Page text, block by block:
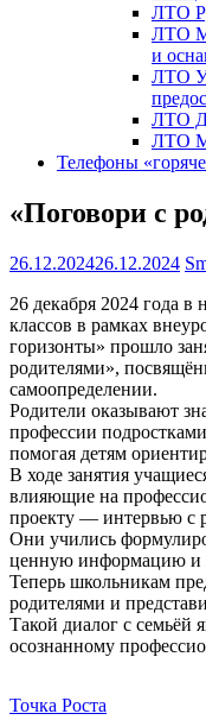
ЛТО
ЛТО
и
ЛТО
ЛТО
ЛТО
Телефоны
«Поговори с
26.12.202426.12.2024
26 декабря 2024 года
классов в рамках
горизонты» прошло
родителями»,
самоопределении.
Родители оказывают
профессии
помогая детям
В ходе занятия
влияющие на
проекту — интервью с
Они учились
ценную информацию и
Теперь школьникам
родителями и
Такой диалог с семьёй
осознанному
Точка Роста